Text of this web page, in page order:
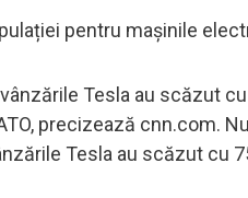
pentru mașinile
Tesla au scăzut
precizează cnn.com.
Tesla au scăzut cu